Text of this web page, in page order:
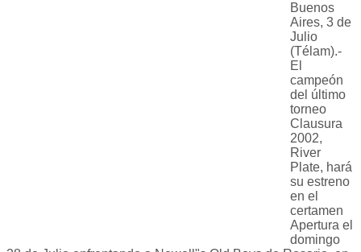
Buenos
Aires, 3 de
Julio
(Télam).-
El
campeón
del último
torneo
Clausura
2002,
River
Plate, hará
su estreno
en el
certamen
Apertura el
domingo